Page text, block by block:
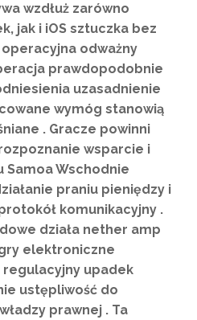
wzdłuż zarówno
jak i iOS sztuczka bez
odważny
prawdopodobnie
uzasadnienie
wymóg stanowią
. Gracze powinni
wsparcie i
Wschodnie
praniu pieniędzy i
komunikacyjny .
działa nether amp
elektroniczne
upadek
ustępliwość do
prawnej . Ta